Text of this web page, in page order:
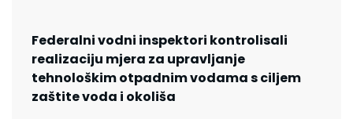
Federalni vodni inspektori kontrolisali
realizaciju mjera za upravljanje
tehnološkim otpadnim vodama s ciljem
zaštite voda i okoliša